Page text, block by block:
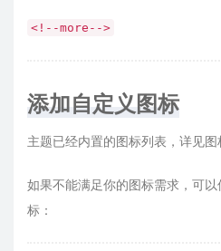
<!--more-->
添加自定义图标
主题已经内置的图标列表，详见图
如果不能满足你的图标需求，可
标：